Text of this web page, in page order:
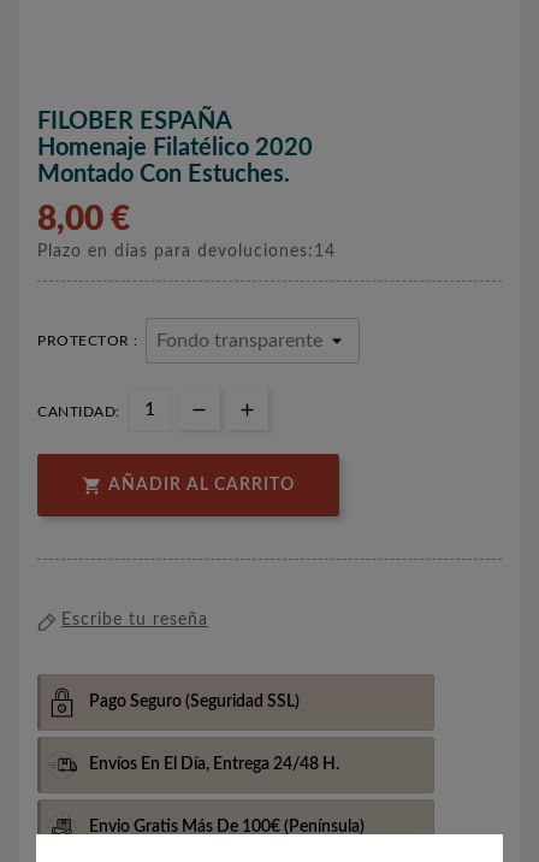
FILOBER ESPAÑA
Homenaje Filatélico 2020
Montado Con Estuches.
8,00 €
Plazo en días para devoluciones:14
PROTECTOR :
CANTIDAD:
 AÑADIR AL CARRITO
Escribe tu reseña
Pago Seguro (Seguridad SSL)
Envíos En El Día, Entrega 24/48 H.
Envio Gratis Más De 100€ (Península)